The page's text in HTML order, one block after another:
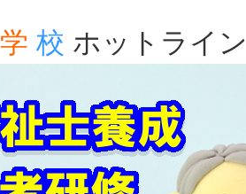
学 校 ホットライン